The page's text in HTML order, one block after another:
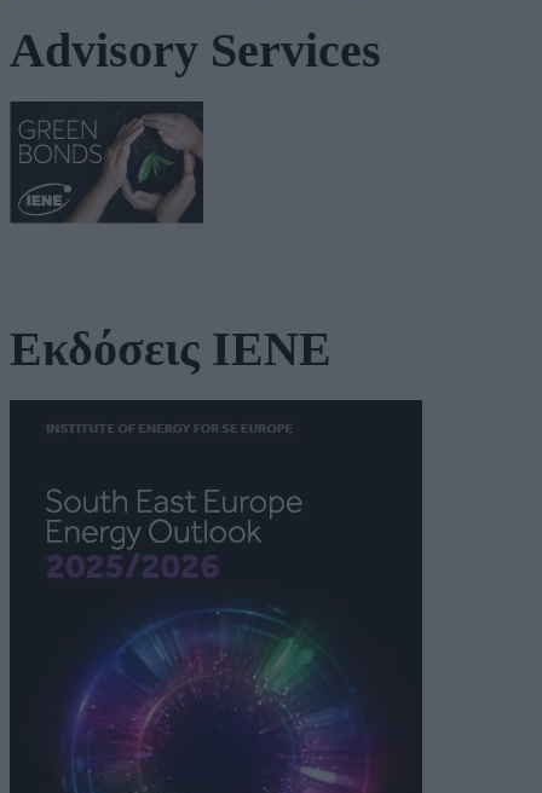
Advisory Services
Εκδόσεις ΙΕΝΕ